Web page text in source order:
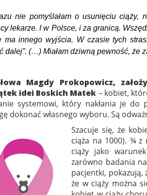
nie pomyślałam o usunięciu
lekarze. I w Polsce, i za granicą.
ma innego wyjścia. W czasie tych
dalej”. (…) Miałam dziwną pewność, że
Magdy Prokopowicz,
idei Boskich Matek – kobiet,
systemowi, który nakłania je do
dokonać własnego wyboru. Są
Szacuje się, że
ciąża na 1000). ¾
ciąży jako
zarówno badania
pacjentki, pokazują,
że w ciąży można